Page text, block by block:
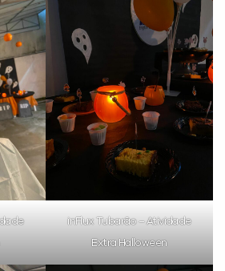
inFlux Tubarão – Atividade
Extra Halloween
nenhuma unidade
cidade ou bairro que
você digitou.